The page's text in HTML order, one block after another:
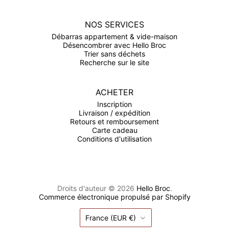
NOS SERVICES
Débarras appartement & vide-maison
Désencombrer avec Hello Broc
Trier sans déchets
Recherche sur le site
ACHETER
Inscription
Livraison / expédition
Retours et remboursement
Carte cadeau
Conditions d'utilisation
Droits d'auteur © 2026 Hello Broc.
Commerce électronique propulsé par Shopify
Pays
France (EUR €)